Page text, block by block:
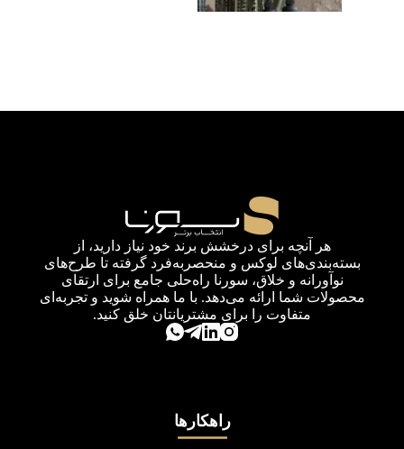
هر آنچه برای درخشش برند خود نیاز دارید، از
بسته‌بندی‌های لوکس و منحصربه‌فرد گرفته تا طرح‌های
نوآورانه و خلاق، سورنا راه‌حلی جامع برای ارتقای
محصولات شما ارائه می‌دهد. با ما همراه شوید و تجربه‌ای
متفاوت را برای مشتریانتان خلق کنید.
راهکارها